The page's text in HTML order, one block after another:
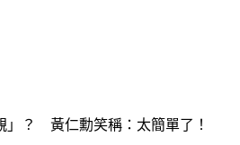
？　黃仁勳笑稱：太簡單了！